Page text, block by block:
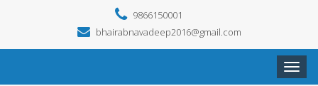
9866150001
bhairabnavadeep2016@gmail.com